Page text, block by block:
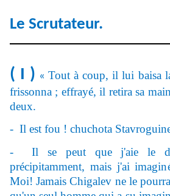
Le Scrutateur.
( I ) « Tout à coup, il lui baisa
frissonna ; effrayé, il retira sa
deux.
- Il est fou ! chuchota
- Il se peut que j'aie le
précipitamment, mais j'ai
Moi! Jamais Chigalev ne le